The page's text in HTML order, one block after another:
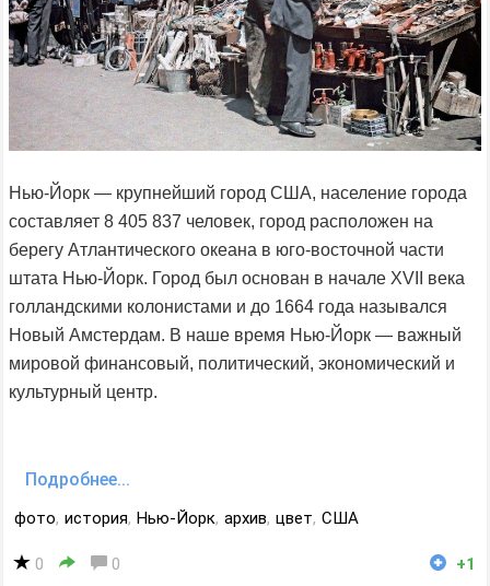
Нью-Йорк — крупнейший город США, население города
составляет 8 405 837 человек, город расположен на
берегу Атлантического океана в юго-восточной части
штата Нью-Йорк. Город был основан в начале XVII века
голландскими колонистами и до 1664 года назывался
Новый Амстердам. В наше время Нью-Йорк — важный
мировой финансовый, политический, экономический и
культурный центр.
Подробнее...
фото, история, Нью-Йорк, архив, цвет, США
0 0 +1